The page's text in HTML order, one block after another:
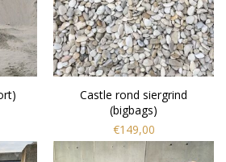
Castle rond siergrind
(bigbags)
€149,00